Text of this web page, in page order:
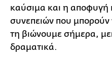
καύσιμα και η αποφυγή
συνεπειών που
τη βιώνουμε σήμερα,
δραματικά.